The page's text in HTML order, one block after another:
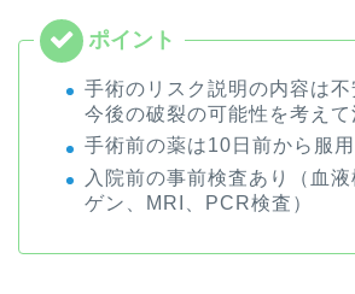
手術のリスク説明の内容は不
今後の破裂の可能性を考えて
手術前の薬は10日前から服
入院前の事前検査あり（血液
ゲン、MRI、PCR検査）